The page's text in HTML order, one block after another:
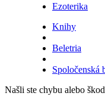
Ezoterika
Knihy
Beletria
Spoločenská
Našli ste chybu alebo